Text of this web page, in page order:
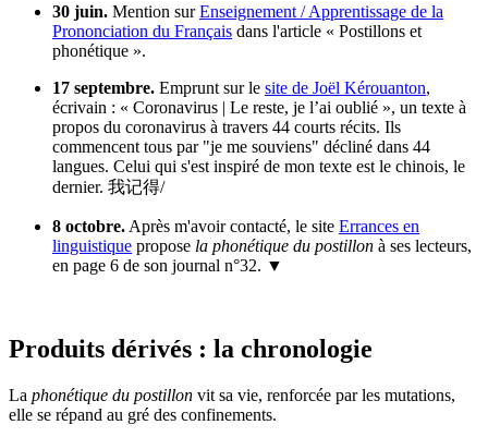
30 juin. Mention surEnseignement / Apprentissage de la
Prononciation du Français dans l'article « Postillons et
phonétique ».
17 septembre. Emprunt sur le site de Joël Kérouanton,
écrivain : « Coronavirus | Le reste, je l’ai oublié », un texte à
propos du coronavirus à travers 44 courts récits. Ils
commencent tous par "je me souviens" décliné dans 44
langues. Celui qui s'est inspiré de mon texte est le chinois, le
dernier. 我记得/
8 octobre. Après m'avoir contacté, le site Errances en
linguistique propose la phonétique du postillon à ses lecteurs,
en page 6 de son journal n°32. ▼
Produits dérivés : la chronologie
La phonétique du postillon vit sa vie, renforcée par les mutations,
elle se répand au gré des confinements.